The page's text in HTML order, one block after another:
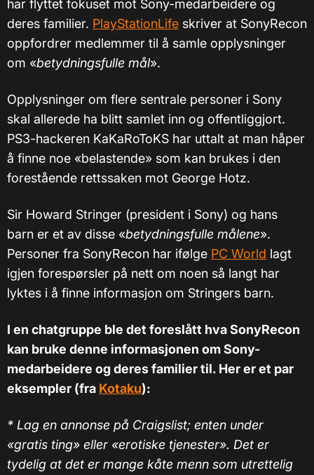
har flyttet fokuset mot Sony-medarbeidere og
deres familier. PlayStationLife skriver at SonyRecon
oppfordrer medlemmer til å samle opplysninger
om «betydningsfulle mål».
Opplysninger om flere sentrale personer i Sony
skal allerede ha blitt samlet inn og offentliggjort.
PS3-hackeren KaKaRoToKS har uttalt at man håper
å finne noe «belastende» som kan brukes i den
forestående rettssaken mot George Hotz.
Sir Howard Stringer (president i Sony) og hans
barn er et av disse «betydningsfulle målene».
Personer fra SonyRecon har ifølge PC World lagt
igjen forespørsler på nett om noen så langt har
lyktes i å finne informasjon om Stringers barn.
I en chatgruppe ble det foreslått hva SonyRecon
kan bruke denne informasjonen om Sony-
medarbeidere og deres familier til. Her er et par
eksempler (fra Kotaku):
* Lag en annonse på Craigslist; enten under
«gratis ting» eller «erotiske tjenester». Det er
tydelig at det er mange kåte menn som utrettelig